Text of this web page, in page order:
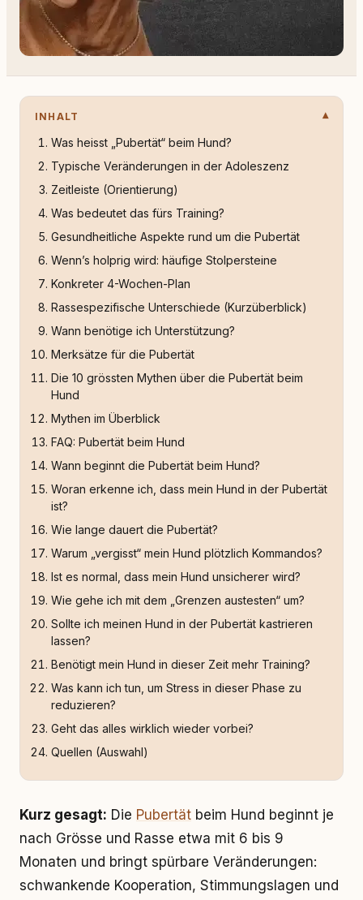
INHALT
Was heisst „Pubertät“ beim Hund?
Typische Veränderungen in der Adoleszenz
Zeitleiste (Orientierung)
Was bedeutet das fürs Training?
Gesundheitliche Aspekte rund um die Pubertät
Wenn’s holprig wird: häufige Stolpersteine
Konkreter 4-Wochen-Plan
Rassespezifische Unterschiede (Kurzüberblick)
Wann benötige ich Unterstützung?
Merksätze für die Pubertät
Die 10 grössten Mythen über die Pubertät beim
Hund
Mythen im Überblick
FAQ: Pubertät beim Hund
Wann beginnt die Pubertät beim Hund?
Woran erkenne ich, dass mein Hund in der Pubertät
ist?
Wie lange dauert die Pubertät?
Warum „vergisst“ mein Hund plötzlich Kommandos?
Ist es normal, dass mein Hund unsicherer wird?
Wie gehe ich mit dem „Grenzen austesten“ um?
Sollte ich meinen Hund in der Pubertät kastrieren
lassen?
Benötigt mein Hund in dieser Zeit mehr Training?
Was kann ich tun, um Stress in dieser Phase zu
reduzieren?
Geht das alles wirklich wieder vorbei?
Quellen (Auswahl)
Kurz gesagt: Die Pubertät beim Hund beginnt je
nach Grösse und Rasse etwa mit 6 bis 9
Monaten und bringt spürbare Veränderungen:
schwankende Kooperation, Stimmungslagen und